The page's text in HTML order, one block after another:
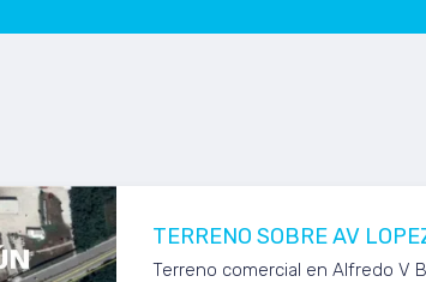
TERRENO SOBRE AV
Terreno comercial en Alfredo V